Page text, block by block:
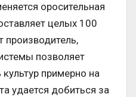
оросительная
целых 100
производитель,
позволяет
примерно на
удается добиться за